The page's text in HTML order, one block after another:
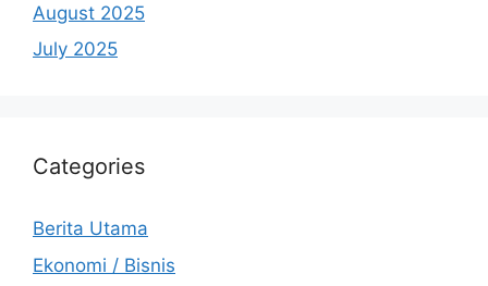
August 2025
July 2025
Categories
Berita Utama
Ekonomi / Bisnis